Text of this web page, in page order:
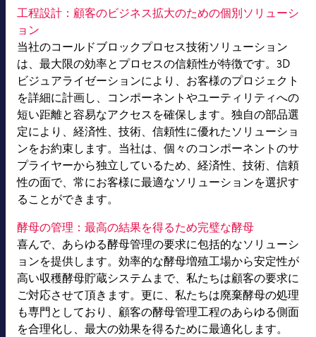
工程設計：顧客のビジネス拡大のための個別ソリューシ
ョン
当社のコールドブロックプロセス技術ソリューション
は、最大限の効率とプロセスの信頼性が特徴です。3D
ビジュアライゼーションにより、お客様のプロジェクト
を詳細に計画し、コンポーネントやユーティリティへの
短い距離と容易なアクセスを確保します。独自の部品選
定により、経済性、技術、信頼性に優れたソリューショ
ンをお約束します。当社は、個々のコンポーネントのサ
プライヤーから独立しているため、経済性、技術、信頼
性の面で、常にお客様に最適なソリューションを選択す
ることができます。
酵母の管理：最高の結果を得るため完璧な酵母
喜んで、あらゆる酵母管理の要求に包括的なソリューシ
ョンを提供します。効率的な酵母増殖工場から安定性が
高い収穫酵母貯蔵システムまで、私たちは顧客の要求に
ご対応させて頂きます。更に、私たちは廃棄酵母の処理
も専門としており、顧客の酵母管理工程のあらゆる側面
を合理化し、最大の効果を得るために最適化します。